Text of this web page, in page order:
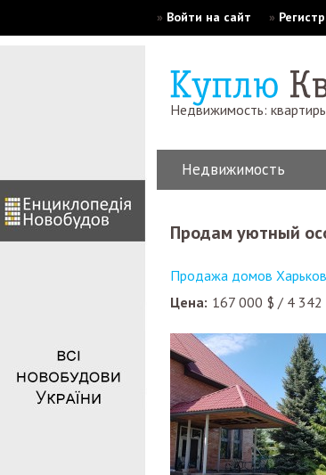
» Войти на сайт »
Недвижимость:
Недвижимость
Продам уютный
Продажа домов Харьков
Цена: 167 000 $ / 4 342